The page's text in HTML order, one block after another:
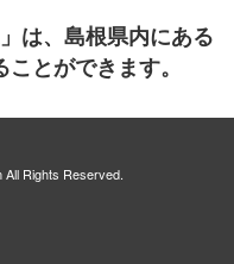
は、島根県内にある
とができます。
Rights Reserved.